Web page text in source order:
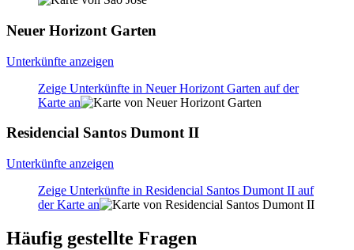
Neuer Horizont Garten
Unterkünfte anzeigen
Zeige Unterkünfte in Neuer Horizont Garten auf der
Karte an
Residencial Santos Dumont II
Unterkünfte anzeigen
Zeige Unterkünfte in Residencial Santos Dumont II auf
der Karte an
Häufig gestellte Fragen